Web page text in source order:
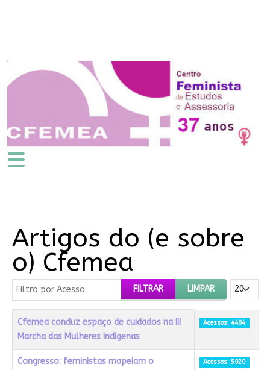
Artigos do (e sobre
o) Cfemea
Filtro por Acesso FILTRAR LIMPAR Mostrar #
Título Acessos
Cfemea conduz espaço de cuidados na III
Marcha das Mulheres Indígenas
Acessos: 4494
Congresso: feministas mapeiam o
Acessos: 5020